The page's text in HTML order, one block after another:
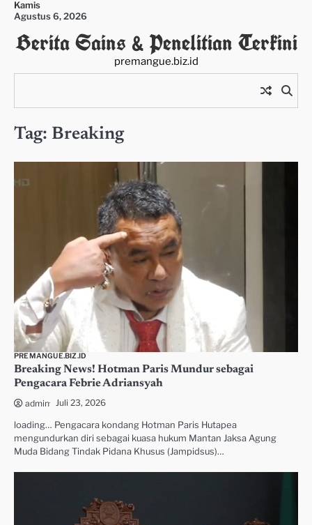
Skip
content
Kamis
Agustus 6, 2026
Berita Sains & Penelitian Terkini
premangue.biz.id
Tag: Breaking
PREMANGUE.BIZ.ID
Breaking News! Hotman Paris Mundur sebagai
Pengacara Febrie Adriansyah
admin Juli 23, 2026
loading… Pengacara kondang Hotman Paris Hutapea
mengundurkan diri sebagai kuasa hukum Mantan Jaksa Agung
Muda Bidang Tindak Pidana Khusus (Jampidsus)…